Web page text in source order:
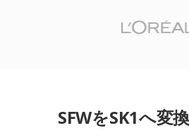
SFWをSK1へ変